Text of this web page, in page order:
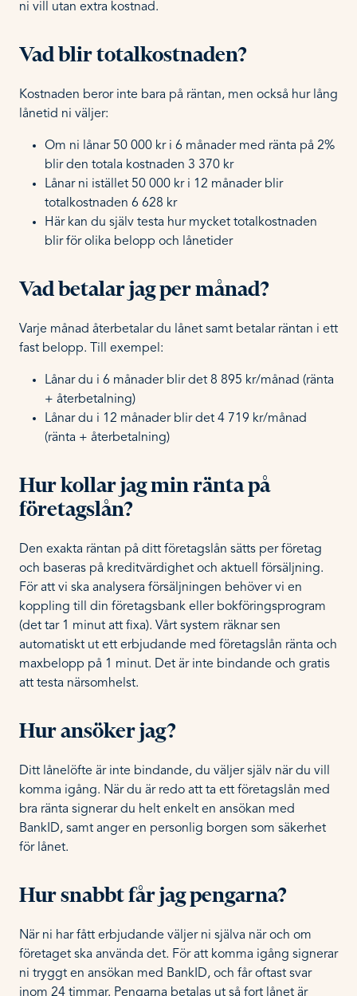
ni vill utan extra kostnad.
Vad blir totalkostnaden?
Kostnaden beror inte bara på räntan, men också hur lång
lånetid ni väljer:
Om ni lånar 50 000 kr i 6 månader med ränta på 2%
blir den totala kostnaden 3 370 kr
Lånar ni istället 50 000 kr i 12 månader blir
totalkostnaden 6 628 kr
Här kan du själv testa hur mycket totalkostnaden
blir för olika belopp och lånetider
Vad betalar jag per månad?
Varje månad återbetalar du lånet samt betalar räntan i ett
fast belopp. Till exempel:
Lånar du i 6 månader blir det 8 895 kr/månad (ränta
+ återbetalning)
Lånar du i 12 månader blir det 4 719 kr/månad
(ränta + återbetalning)
Hur kollar jag min ränta på
företagslån?
Den exakta räntan på ditt företagslån sätts per företag
och baseras på kreditvärdighet och aktuell försäljning.
För att vi ska analysera försäljningen behöver vi en
koppling till din företagsbank eller bokföringsprogram
(det tar 1 minut att fixa). Vårt system räknar sen
automatiskt ut ett erbjudande med företagslån ränta och
maxbelopp på 1 minut. Det är inte bindande och gratis
att testa närsomhelst.
Hur ansöker jag?
Ditt lånelöfte är inte bindande, du väljer själv när du vill
komma igång. När du är redo att ta ett företagslån med
bra ränta signerar du helt enkelt en ansökan med
BankID, samt anger en personlig borgen som säkerhet
för lånet.
Hur snabbt får jag pengarna?
När ni har fått erbjudande väljer ni själva när och om
företaget ska använda det. För att komma igång signerar
ni tryggt en ansökan med BankID, och får oftast svar
inom 24 timmar. Pengarna betalas ut så fort lånet är